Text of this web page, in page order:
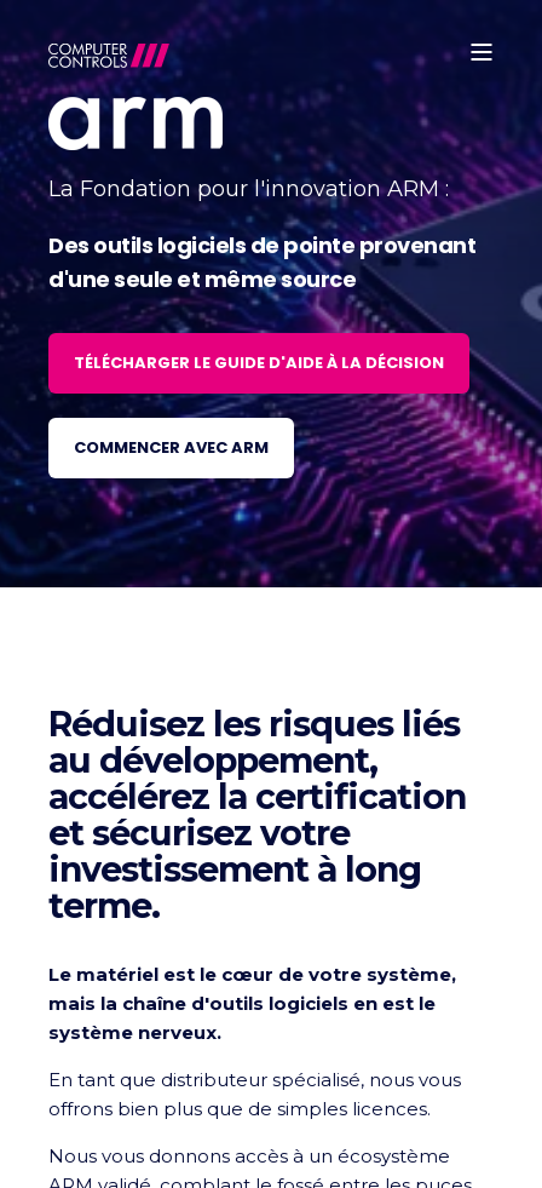
La Fondation pour l'innovation ARM :
Des outils logiciels de pointe provenant
d'une seule et même source
TÉLÉCHARGER LE GUIDE D'AIDE À LA DÉCISION
COMMENCER AVEC ARM
Réduisez les risques liés
au développement,
accélérez la certification
et sécurisez votre
investissement à long
terme.
Le matériel est le cœur de votre système,
mais la chaîne d'outils logiciels en est le
système nerveux.
En tant que distributeur spécialisé, nous vous
offrons bien plus que de simples licences.
Nous vous donnons accès à un écosystème